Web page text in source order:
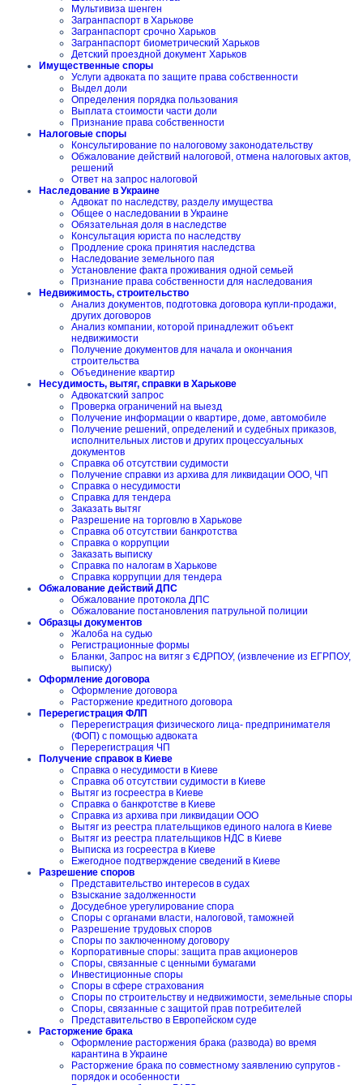
Мультивиза шенген
Загранпаспорт в Харькове
Загранпаспорт срочно Харьков
Загранпаспорт биометрический Харьков
Детский проездной документ Харьков
Имущественные споры
Услуги адвоката по защите права собственности
Выдел доли
Определения порядка пользования
Выплата стоимости части доли
Признание права собственности
Налоговые споры
Консультирование по налоговому законодательству
Обжалование действий налоговой, отмена налоговых актов,
решений
Ответ на запрос налоговой
Наследование в Украине
Адвокат по наследству, разделу имущества
Общее о наследовании в Украине
Обязательная доля в наследстве
Консультация юриста по наследству
Продление срока принятия наследства
Наследование земельного пая
Установление факта проживания одной семьей
Признание права собственности для наследования
Недвижимость, строительство
Анализ документов, подготовка договора купли-продажи,
других договоров
Анализ компании, которой принадлежит объект
недвижимости
Получение документов для начала и окончания
строительства
Объединение квартир
Несудимость, вытяг, справки в Харькове
Адвокатский запрос
Проверка ограничений на выезд
Получение информации о квартире, доме, автомобиле
Получение решений, определений и судебных приказов,
исполнительных листов и других процессуальных
документов
Справка об отсутствии судимости
Получение справки из архива для ликвидации ООО, ЧП
Справка о несудимости
Справка для тендера
Заказать вытяг
Разрешение на торговлю в Харькове
Справка об отсутствии банкротства
Справка о коррупции
Заказать выписку
Справка по налогам в Харькове
Справка коррупции для тендера
Обжалование действий ДПС
Обжалование протокола ДПС
Обжалование постановления патрульной полиции
Образцы документов
Жалоба на судью
Регистрационные формы
Бланки, Запрос на витяг з ЄДРПОУ, (извлечение из ЕГРПОУ,
выписку)
Оформление договора
Оформление договора
Расторжение кредитного договора
Перерегистрация ФЛП
Перерегистрация физического лица- предпринимателя
(ФОП) с помощью адвоката
Перерегистрация ЧП
Получение справок в Киеве
Справка о несудимости в Киеве
Справка об отсутствии судимости в Киеве
Вытяг из госреестра в Киеве
Справка о банкротстве в Киеве
Справка из архива при ликвидации ООО
Вытяг из реестра плательщиков единого налога в Киеве
Вытяг из реестра плательщиков НДС в Киеве
Выписка из госреестра в Киеве
Ежегодное подтверждение сведений в Киеве
Разрешение споров
Представительство интересов в судах
Взыскание задолженности
Досудебное урегулирование спора
Споры с органами власти, налоговой, таможней
Разрешение трудовых споров
Споры по заключенному договору
Корпоративные споры: защита прав акционеров
Споры, связанные с ценными бумагами
Инвестиционные споры
Споры в сфере страхования
Споры по строительству и недвижимости, земельные споры
Споры, связанные с защитой прав потребителей
Представительство в Европейском суде
Расторжение брака
Оформление расторжения брака (развода) во время
карантина в Украине
Расторжение брака по совместному заявлению супругов -
порядок и особенности